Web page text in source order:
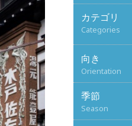
カテゴリ
Categories
向き
Orientation
季節
Season